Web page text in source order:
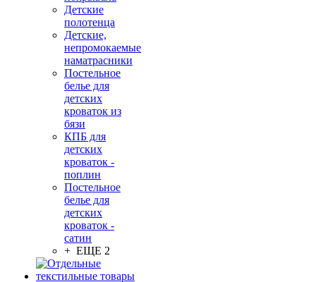
Детские
полотенца
Детские,
непромокаемые
наматрасники
Постельное
белье для
детских
кроваток из
бязи
КПБ для
детских
кроваток -
поплин
Постельное
белье для
детских
кроваток -
сатин
+ ЕЩЕ 2